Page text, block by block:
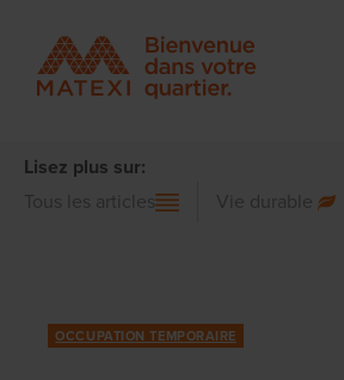
Lisez plus sur:
Tous les articles
Vie durable
OCCUPATION TEMPORAIRE